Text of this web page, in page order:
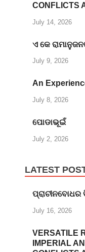
CONFLICTS
July 14, 2026
ଏ କେ
July 9, 2026
An
July 8, 2026
ପୋଡାଭୂଇଁ
July 2, 2026
LATEST
July 16, 2026
VERSATILE
IMPERIAL